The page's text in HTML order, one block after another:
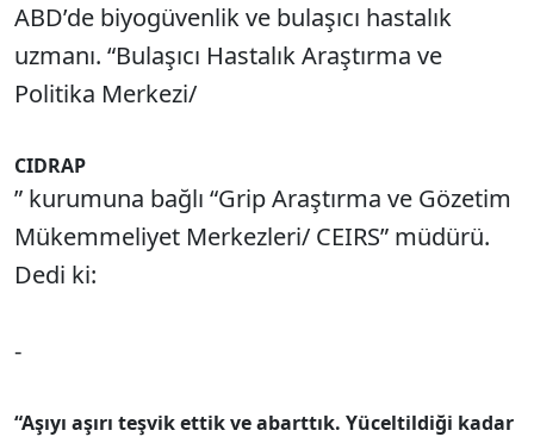
ABD’de biyogüvenlik ve bulaşıcı hastalık
uzmanı. “Bulaşıcı Hastalık Araştırma ve
Politika Merkezi/
CIDRAP
” kurumuna bağlı “Grip Araştırma ve Gözetim
Mükemmeliyet Merkezleri/ CEIRS” müdürü.
Dedi ki:
-
“Aşıyı aşırı teşvik ettik ve abarttık. Yüceltildiği kadar